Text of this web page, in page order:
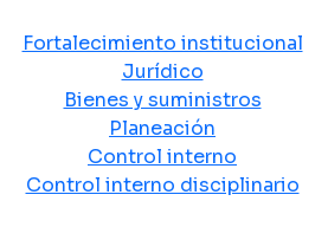
Fortalecimiento institucional
Jurídico
Bienes y suministros
Planeación
Control interno
Control interno disciplinario